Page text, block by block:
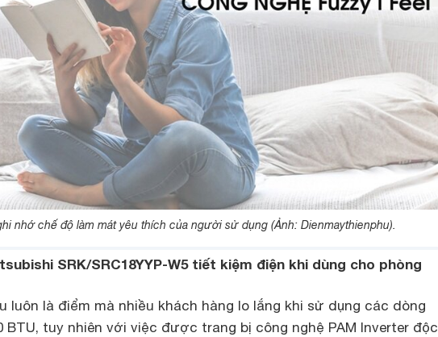
nhớ chế độ làm mát yêu thích của người sử dụng (Ảnh: Dienmaythienphu).
SRK/SRC18YYP-W5 tiết kiệm điện khi dùng cho phòng
luôn là điểm mà nhiều khách hàng lo lắng khi sử dụng các dòng
BTU, tuy nhiên với việc được trang bị công nghệ PAM Inverter độc